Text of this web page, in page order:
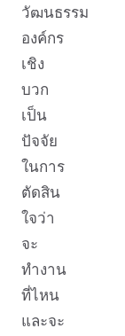
วัฒนธรรม
องค์กร
เชิง
บวก
เป็น
ปัจจัย
ในการ
ตัดสิน
ใจว่า
จะ
ทำงาน
ที่ไหน
และจะ